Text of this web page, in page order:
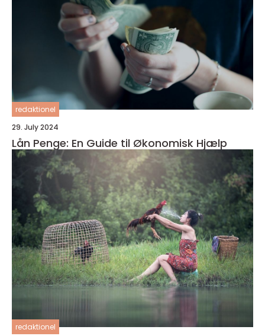
redaktionel
29. July 2024
Lån Penge: En Guide til Økonomisk Hjælp
redaktionel